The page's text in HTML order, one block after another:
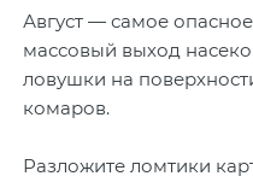
Август — самое
массовый выход
ловушки на
комаров.
Разложите ломтики